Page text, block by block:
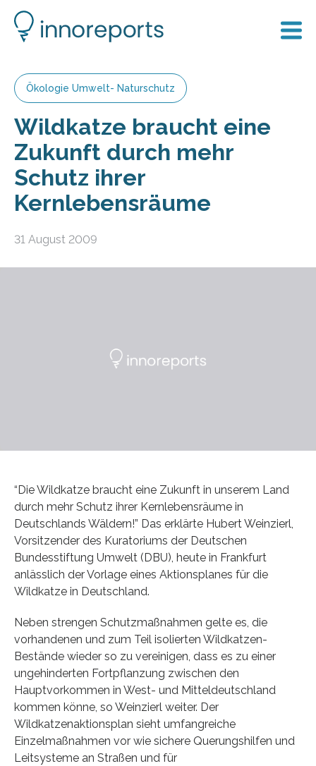
Ökologie Umwelt- Naturschutz
Wildkatze braucht eine
Zukunft durch mehr
Schutz ihrer
Kernlebensräume
31 August 2009
“Die Wildkatze braucht eine Zukunft in unserem Land
durch mehr Schutz ihrer Kernlebensräume in
Deutschlands Wäldern!” Das erklärte Hubert Weinzierl,
Vorsitzender des Kuratoriums der Deutschen
Bundesstiftung Umwelt (DBU), heute in Frankfurt
anlässlich der Vorlage eines Aktionsplanes für die
Wildkatze in Deutschland.
Neben strengen Schutzmaßnahmen gelte es, die
vorhandenen und zum Teil isolierten Wildkatzen-
Bestände wieder so zu vereinigen, dass es zu einer
ungehinderten Fortpflanzung zwischen den
Hauptvorkommen in West- und Mitteldeutschland
kommen könne, so Weinzierl weiter. Der
Wildkatzenaktionsplan sieht umfangreiche
Einzelmaßnahmen vor wie sichere Querungshilfen und
Leitsysteme an Straßen und für